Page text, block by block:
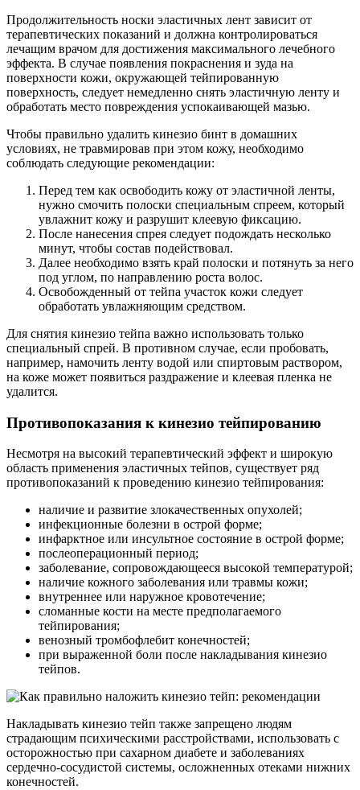
Продолжительность носки эластичных лент зависит от
терапевтических показаний и должна контролироваться
лечащим врачом для достижения максимального лечебного
эффекта. В случае появления покраснения и зуда на
поверхности кожи, окружающей тейпированную
поверхность, следует немедленно снять эластичную ленту и
обработать место повреждения успокаивающей мазью.
Чтобы правильно удалить кинезио бинт в домашних
условиях, не травмировав при этом кожу, необходимо
соблюдать следующие рекомендации:
Перед тем как освободить кожу от эластичной ленты,
нужно смочить полоски специальным спреем, который
увлажнит кожу и разрушит клеевую фиксацию.
После нанесения спрея следует подождать несколько
минут, чтобы состав подействовал.
Далее необходимо взять край полоски и потянуть за него
под углом, по направлению роста волос.
Освобожденный от тейпа участок кожи следует
обработать увлажняющим средством.
Для снятия кинезио тейпа важно использовать только
специальный спрей. В противном случае, если пробовать,
например, намочить ленту водой или спиртовым раствором,
на коже может появиться раздражение и клеевая пленка не
удалится.
Противопоказания к кинезио тейпированию
Несмотря на высокий терапевтический эффект и широкую
область применения эластичных тейпов, существует ряд
противопоказаний к проведению кинезио тейпирования:
наличие и развитие злокачественных опухолей;
инфекционные болезни в острой форме;
инфарктное или инсультное состояние в острой форме;
послеоперационный период;
заболевание, сопровождающееся высокой температурой;
наличие кожного заболевания или травмы кожи;
внутреннее или наружное кровотечение;
сломанные кости на месте предполагаемого
тейпирования;
венозный тромбофлебит конечностей;
при выраженной боли после накладывания кинезио
тейпов.
Накладывать кинезио тейп также запрещено людям
страдающим психическими расстройствами, использовать с
осторожностью при сахарном диабете и заболеваниях
сердечно-сосудистой системы, осложненных отеками нижних
конечностей.